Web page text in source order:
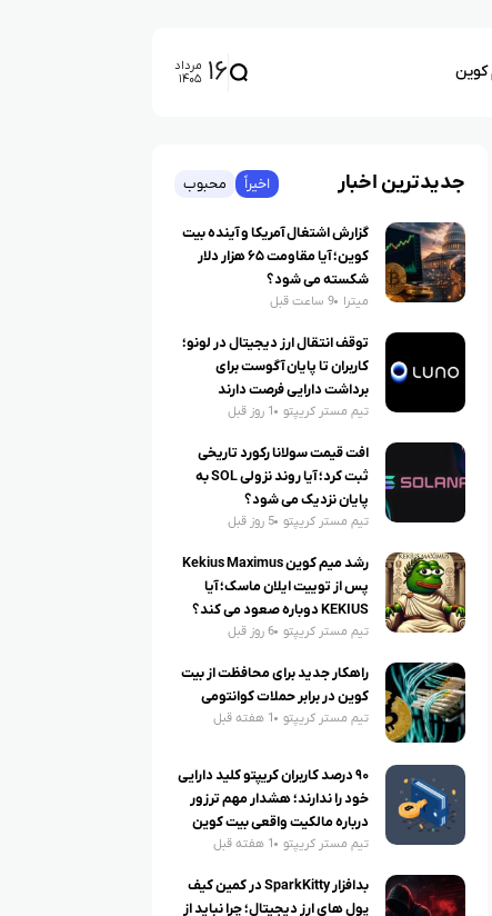
کوین ۱۶ مرداد
۱۴۰۵
جدیدترین اخبار اخیراً محبوب
گزارش اشتغال آمریکا و آینده بیت
کوین؛ آیا مقاومت ۶۵ هزار دلار
شکسته می شود؟
میترا 9 ساعت قبل
توقف انتقال ارز دیجیتال در لونو؛
کاربران تا پایان آگوست برای
برداشت دارایی فرصت دارند
تیم مستر کریپتو 1 روز قبل
افت قیمت سولانا رکورد تاریخی
ثبت کرد؛ آیا روند نزولی SOL به
پایان نزدیک می شود؟
تیم مستر کریپتو 5 روز قبل
رشد میم کوین Kekius Maximus
پس از توییت ایلان ماسک؛ آیا
KEKIUS دوباره صعود می کند؟
تیم مستر کریپتو 6 روز قبل
راهکار جدید برای محافظت از بیت
کوین در برابر حملات کوانتومی
تیم مستر کریپتو 1 هفته قبل
۹۰ درصد کاربران کریپتو کلید دارایی
خود را ندارند؛ هشدار مهم ترزور
درباره مالکیت واقعی بیت کوین
تیم مستر کریپتو 1 هفته قبل
بدافزار SparkKitty در کمین کیف
پول های ارز دیجیتال؛ چرا نباید از